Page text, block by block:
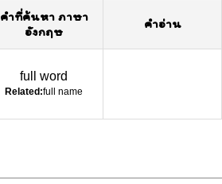
คำที่ค้นหา ภาษา
อังกฤษ
คำอ่าน
full word
Related:full name